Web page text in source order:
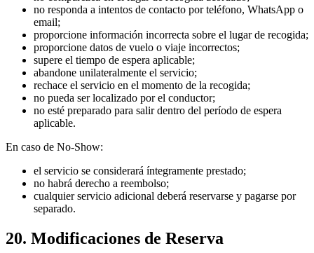
no responda a intentos de contacto por teléfono, WhatsApp o
email;
proporcione información incorrecta sobre el lugar de recogida;
proporcione datos de vuelo o viaje incorrectos;
supere el tiempo de espera aplicable;
abandone unilateralmente el servicio;
rechace el servicio en el momento de la recogida;
no pueda ser localizado por el conductor;
no esté preparado para salir dentro del período de espera
aplicable.
En caso de No-Show:
el servicio se considerará íntegramente prestado;
no habrá derecho a reembolso;
cualquier servicio adicional deberá reservarse y pagarse por
separado.
20. Modificaciones de Reserva